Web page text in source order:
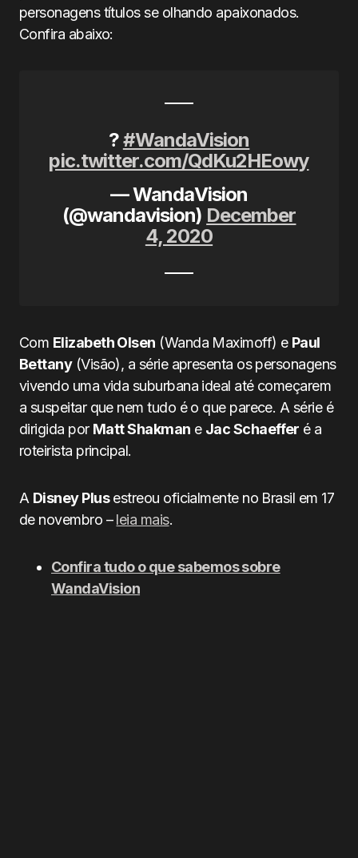
personagens títulos se olhando apaixonados.
Confira abaixo:
?#WandaVision
pic.twitter.com/QdKu2HEowy
— WandaVision
(@wandavision) December
4, 2020
Com Elizabeth Olsen (Wanda Maximoff) e Paul
Bettany(Visão), a série apresenta os personagens
vivendo uma vida suburbana ideal até começarem
a suspeitar que nem tudo é o que parece. A série é
dirigida por Matt Shakman e Jac Schaeffer é a
roteirista principal.
A Disney Plusestreou oficialmente no Brasil em 17
de novembro –leia mais.
Confira tudo o que sabemos sobre
WandaVision